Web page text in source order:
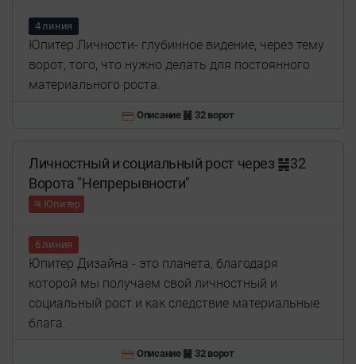
4 линия
Юпитер Личности- глубинное видение, через тему
ворот, того, что нужно делать для постоянного
материального роста.
Описание ䷟ 32 ворот
Личностный и социальный рост через ䷟32
Ворота "Непрерывности"
♃ Юпитер
6 линия
Юпитер Дизайна - это планета, благодаря
которой мы получаем свой личностный и
социальный рост и как следствие материальные
блага.
Описание ䷟ 32 ворот